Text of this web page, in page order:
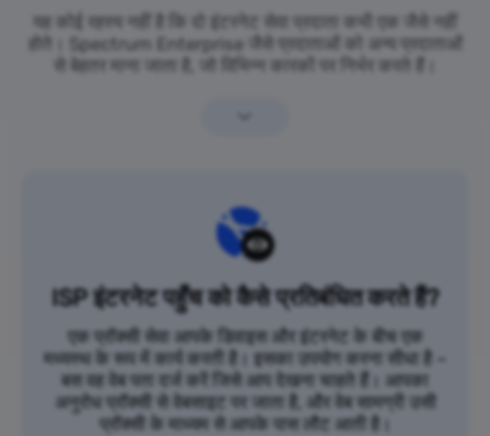
यह कोई रहस्य नहीं है कि दो इंटरनेट सेवा प्रदाता कभी एक जैसे नहीं
होते। Spectrum Enterprise जैसे प्रदाताओं को अन्य प्रदाताओं
से बेहतर माना जाता है, जो विभिन्न कारकों पर निर्भर करते हैं।
ISP इंटरनेट पहुँच को कैसे प्रतिबंधित करते हैं?
एक प्रॉक्सी सेवा आपके डिवाइस और इंटरनेट के बीच एक
मध्यस्थ के रूप में कार्य करती है। इसका उपयोग करना सीधा है –
बस वह वेब पता दर्ज करें जिसे आप देखना चाहते हैं। आपका
अनुरोध प्रॉक्सी से वेबसाइट पर जाता है, और वेब सामग्री उसी
प्रॉक्सी के माध्यम से आपके पास लौट आती है।